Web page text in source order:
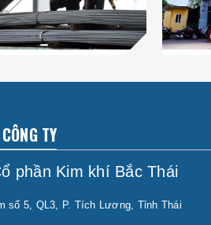
TY
phần Kim khí Bắc Thái
số 5, QL3, P. Tích Lương, Tỉnh Thái